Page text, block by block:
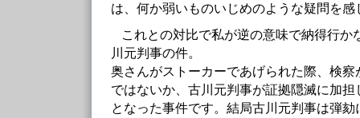
は、何か弱いものいじめのような疑問を感
これとの対比で私が逆の意味で納得行か
川元判事の件。
奥さんがストーカーであげられた際、検
ではないか、古川元判事が証拠隠滅に加
となった事件です。結局古川元判事は弾